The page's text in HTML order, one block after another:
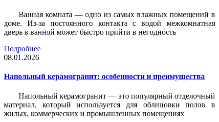
Ванная комната — одно из самых влажных помещений в
доме. Из-за постоянного контакта с водой межкомнатная
дверь в ванной может быстро прийти в негодность
Подробнее
08.01.2026
Напольный керамогранит: особенности и преимущества
Напольный керамогранит — это популярный отделочный
материал, который используется для облицовки полов в
жилых, коммерческих и промышленных помещениях